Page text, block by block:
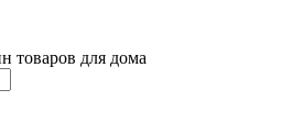
товаров для дома